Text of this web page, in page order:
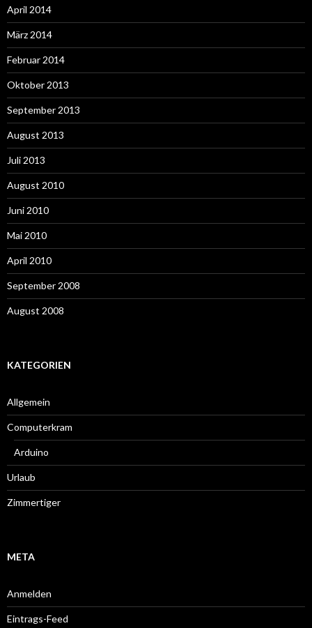
April 2014
März 2014
Februar 2014
Oktober 2013
September 2013
August 2013
Juli 2013
August 2010
Juni 2010
Mai 2010
April 2010
September 2008
August 2008
KATEGORIEN
Allgemein
Computerkram
Arduino
Urlaub
Zimmertiger
META
Anmelden
Eintrags-Feed